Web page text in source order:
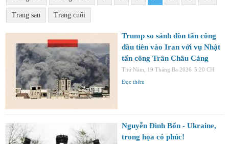
Trang sau Trang cuối
Trump so sánh đòn tấn công
đầu tiên vào Iran với vụ Nhật
tấn công Trân Châu Cảng
Thứ Năm, 19 Tháng Ba 2026 5:20 CH
Đọc thêm
Nguyễn Đình Bổn - Ukraine,
trong họa có phúc!